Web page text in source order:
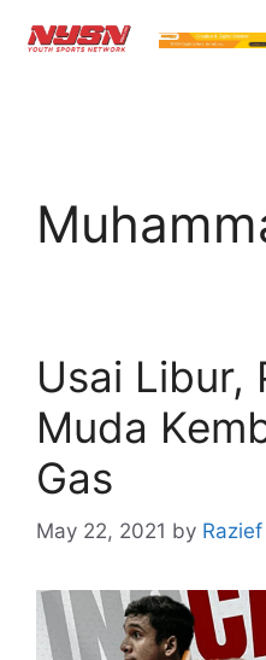
Usai Libur,
Muda
Gas
May 22, 2021 by Razief